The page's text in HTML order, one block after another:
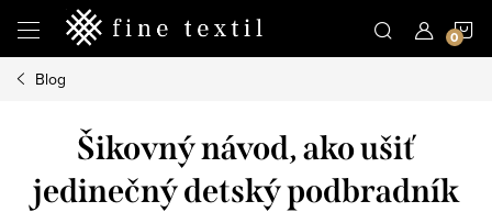
obsah
Blog
Šikovný návod, ako ušiť
jedinečný detský podbradník